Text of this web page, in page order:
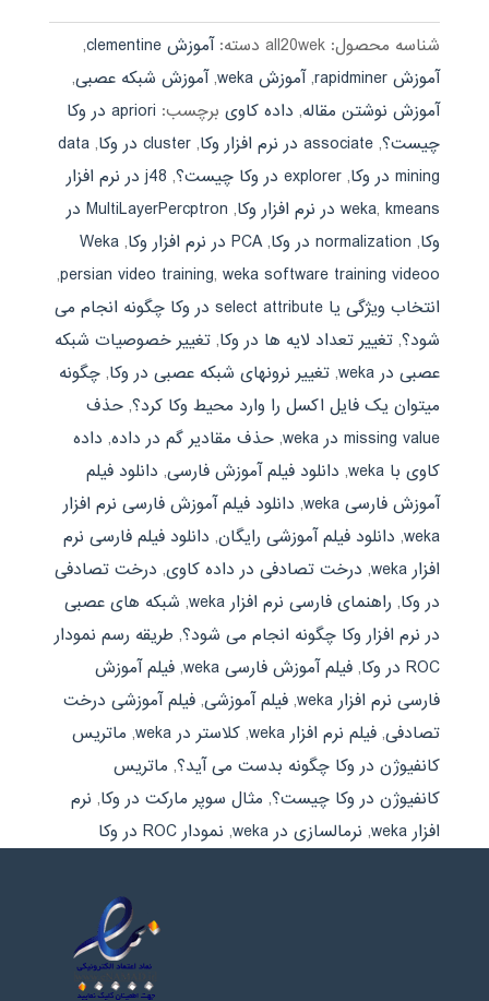
شناسه محصول: all20wek دسته:آموزش clementine
,
آموزش rapidminer
,آموزش weka ,آموزش شبکه عصبی,
آموزش نوشتن مقاله, داده کاوی برچسب:
apriori در وکا
چیست؟, associate در نرم افزار وکا , cluster در وکا ,
data
mining در وکا
, explorer در وکا چیست؟ ,
j48 در نرم افزار
weka,kmeans در نرم افزار وکا ,
MultiLayerPercptron در
وکا, normalization در وکا ,PCA در نرم افزار وکا ,
Weka
persian video training,weka software training videoo
,
انتخاب ویژگی یا select attribute در وکا چگونه انجام می
شود؟, تغییر تعداد لایه ها در وکا, تغییر خصوصیات شبکه
عصبی در weka
, تغییر نرونهای شبکه عصبی در وکا, چگونه
میتوان یک فایل اکسل را وارد محیط وکا کرد؟, حذف
missing value در weka
, حذف مقادیر گم در داده, داده
کاوی با weka
, دانلود فیلم آموزش فارسی, دانلود فیلم
آموزش فارسی weka
, دانلود فیلم آموزش فارسی نرم افزار
weka
, دانلود فیلم آموزشی رایگان, دانلود فیلم فارسی نرم
افزار weka
, درخت تصادفی در داده کاوی, درخت تصادفی
در وکا, راهنمای فارسی نرم افزار weka , شبکه های عصبی
در نرم افزار وکا چگونه انجام می شود؟, طریقه رسم نمودار
ROC در وکا
, فیلم آموزش فارسی weka , فیلم آموزش
فارسی نرم افزار weka
, فیلم آموزشی, فیلم آموزشی درخت
تصادفی, فیلم نرم افزار weka , کلاستر در weka , ماتریس
کانفیوژن در وکا چگونه بدست می آید؟, ماتریس
کانفیوژن در وکا چیست؟, مثال سوپر مارکت در وکا, نرم
افزار weka
, نرمالسازی در weka , نمودار ROC در وکا